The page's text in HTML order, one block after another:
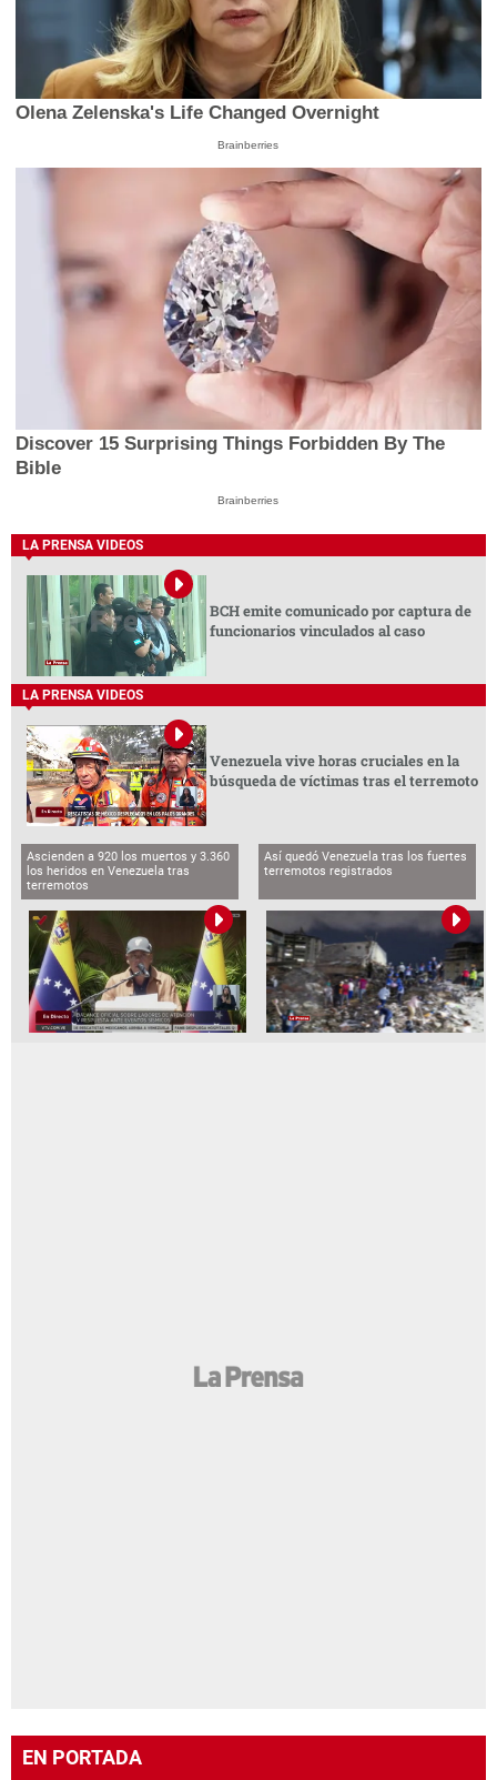
Olena Zelenska's Life Changed Overnight
Brainberries
Discover 15 Surprising Things Forbidden By The
Bible
Brainberries
LA PRENSA VIDEOS
BCH emite comunicado por captura de
funcionarios vinculados al caso
LA PRENSA VIDEOS
Venezuela vive horas cruciales en la
búsqueda de víctimas tras el terremoto
Ascienden a 920 los muertos y 3.360
los heridos en Venezuela tras
terremotos
Así quedó Venezuela tras los fuertes
terremotos registrados
EN PORTADA